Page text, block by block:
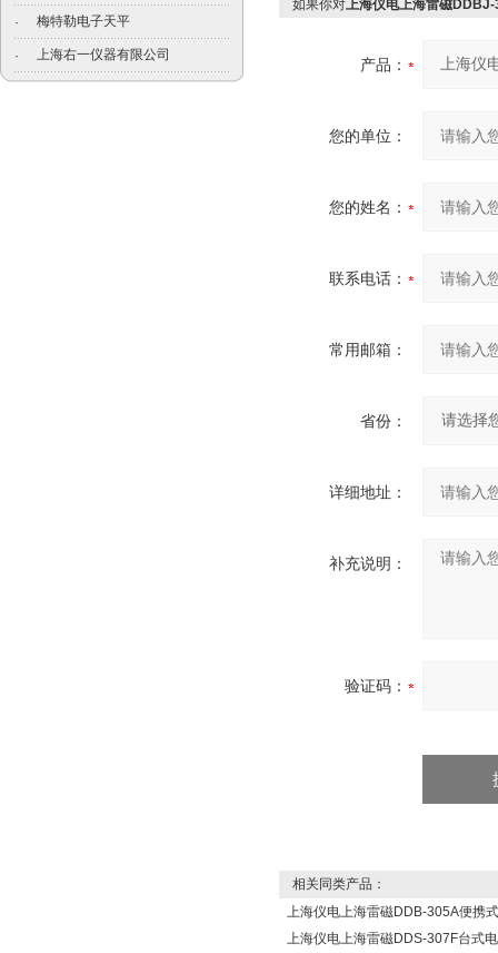
· 梅特勒电子天平
· 上海右一仪器有限公司
如果你对上海仪电上海雷磁
产品：
您的单位：
您的姓名：
联系电话：
常用邮箱：
省份：
详细地址：
补充说明：
验证码：
相关同类产品：
上海仪电上海雷磁DDB-305A便携
上海仪电上海雷磁DDS-307F台式